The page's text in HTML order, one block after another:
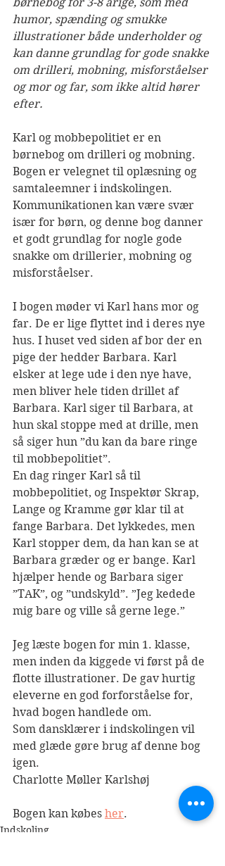
humor, spænding og smukke
illustrationer både underholder og
kan danne grundlag for gode snakke
om drilleri, mobning, misforståelser
og mor og far, som ikke altid hører
efter.
Karl og mobbepolitiet er en
børnebog om drilleri og mobning.
Bogen er velegnet til oplæsning og
samtaleemner i indskolingen.
Kommunikationen kan være svær
især for børn, og denne bog danner
et godt grundlag for nogle gode
snakke om drillerier, mobning og
misforståelser.
I bogen møder vi Karl hans mor og
far. De er lige flyttet ind i deres nye
hus. I huset ved siden af bor der en
pige der hedder Barbara. Karl
elsker at lege ude i den nye have,
men bliver hele tiden drillet af
Barbara. Karl siger til Barbara, at
hun skal stoppe med at drille, men
så siger hun ”du kan da bare ringe
til mobbepolitiet”.
En dag ringer Karl så til
mobbepolitiet, og Inspektør Skrap,
Lange og Kramme gør klar til at
fange Barbara. Det lykkedes, men
Karl stopper dem, da han kan se at
Barbara græder og er bange. Karl
hjælper hende og Barbara siger
”TAK”, og ”undskyld”. ”Jeg kedede
mig bare og ville så gerne lege.”
Jeg læste bogen for min 1. klasse,
men inden da kiggede vi først på de
flotte illustrationer. De gav hurtig
eleverne en god forforståelse for,
hvad bogen handlede om.
Som dansklærer i indskolingen vil
med glæde gøre brug af denne bog
igen.
Charlotte Møller Karlshøj
Bogen kan købes her.
Indskoling